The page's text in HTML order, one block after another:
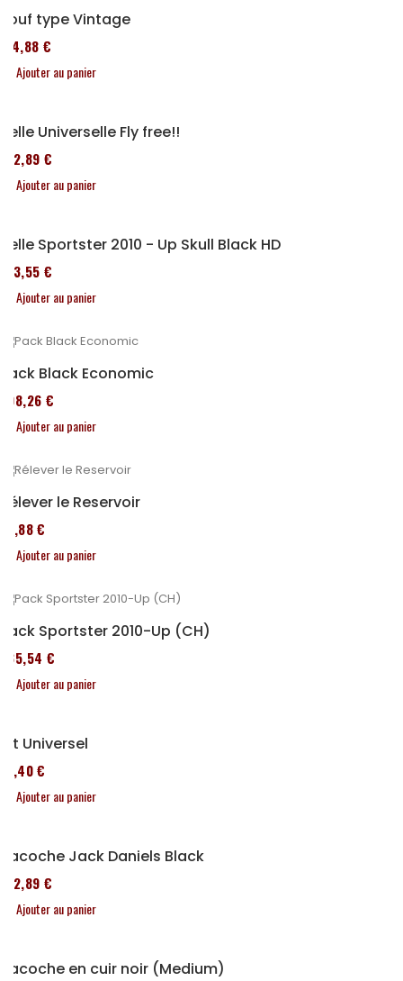
Pouf type Vintage
114,88 €
Ajouter au panier
Selle Universelle Fly free!!
152,89 €
Ajouter au panier
Selle Sportster 2010 - Up Skull Black HD
173,55 €
Ajouter au panier
Pack Black Economic
208,26 €
Ajouter au panier
Rélever le Reservoir
14,88 €
Ajouter au panier
Pack Sportster 2010-Up (CH)
235,54 €
Ajouter au panier
Kit Universel
31,40 €
Ajouter au panier
Sacoche Jack Daniels Black
152,89 €
Ajouter au panier
Sacoche en cuir noir (Medium)